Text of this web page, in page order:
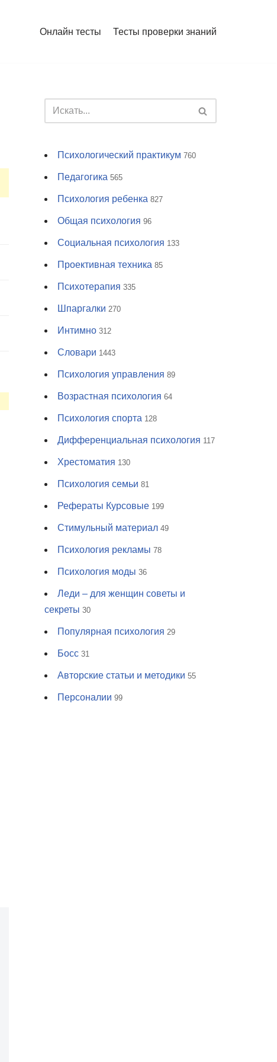
Онлайн тесты Тесты проверки знаний
Психологический практикум 760
Педагогика 565
Психология ребенка 827
Общая психология 96
Социальная психология 133
Проективная техника 85
Психотерапия 335
Шпаргалки 270
Интимно 312
Словари 1443
Психология управления 89
Возрастная психология 64
Психология спорта 128
Дифференциальная психология 117
Хрестоматия 130
Психология семьи 81
Рефераты Курсовые 199
Стимульный материал 49
Психология рекламы 78
Психология моды 36
Леди – для женщин советы и
секреты 30
Популярная психология 29
Босс 31
Авторские статьи и методики 55
Персоналии 99